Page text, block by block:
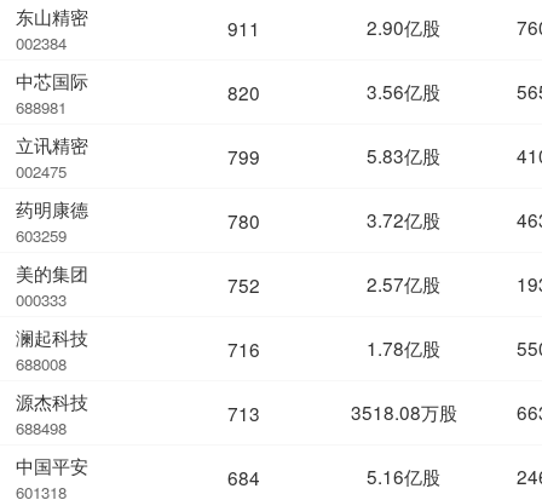
东山精密
002384
中芯国际
688981
立讯精密
002475
药明康德
603259
美的集团
000333
澜起科技
688008
源杰科技
688498
中国平安
601318
911 2.90亿股
820 3.56亿股
799 5.83亿股
780 3.72亿股
752 2.57亿股
716 1.78亿股
713 3518.08万股
684 5.16亿股